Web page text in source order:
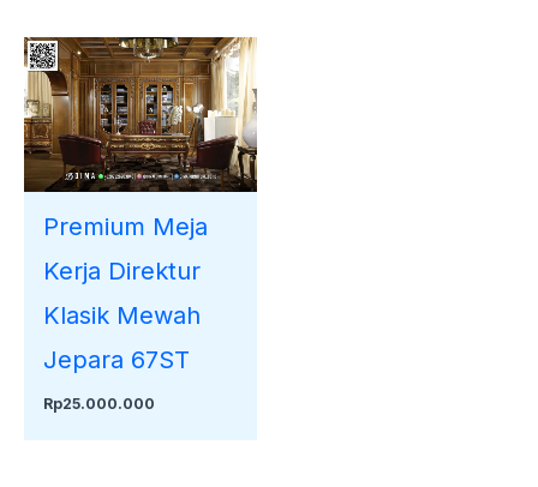
Premium Meja
Kerja Direktur
Klasik Mewah
Jepara 67ST
Rp25.000.000